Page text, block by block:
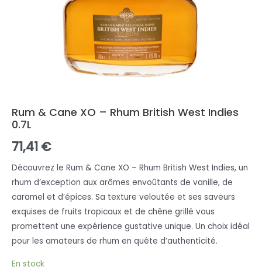
Rum & Cane XO – Rhum British West Indies
0.7L
71,41 €
Découvrez le Rum & Cane XO – Rhum British West Indies, un
rhum d’exception aux arômes envoûtants de vanille, de
caramel et d’épices. Sa texture veloutée et ses saveurs
exquises de fruits tropicaux et de chêne grillé vous
promettent une expérience gustative unique. Un choix idéal
pour les amateurs de rhum en quête d’authenticité.
En stock